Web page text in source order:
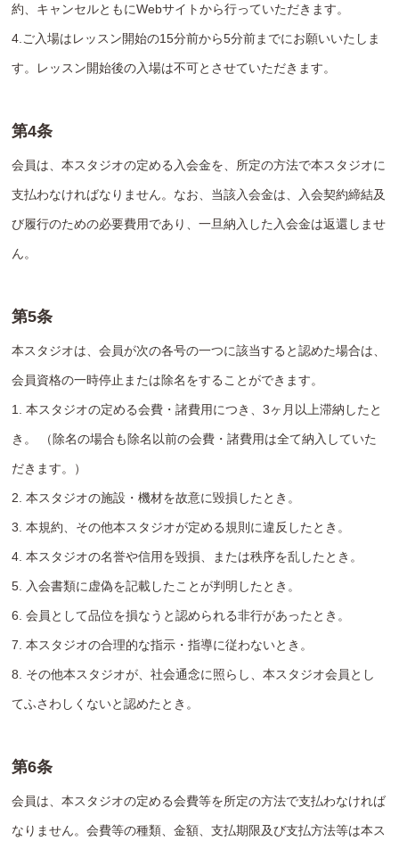
約、キャンセルともにWebサイトから行っていただきます。
4.ご入場はレッスン開始の15分前から5分前までにお願いいたしま
す。レッスン開始後の入場は不可とさせていただきます。
第4条
会員は、本スタジオの定める入会金を、所定の方法で本スタジオに
支払わなければなりません。なお、当該入会金は、入会契約締結及
び履行のための必要費用であり、一旦納入した入会金は返還しませ
ん。
第5条
本スタジオは、会員が次の各号の一つに該当すると認めた場合は、
会員資格の一時停止または除名をすることができます。
1. 本スタジオの定める会費・諸費用につき、3ヶ月以上滞納したと
き。 （除名の場合も除名以前の会費・諸費用は全て納入していた
だきます。）
2. 本スタジオの施設・機材を故意に毀損したとき。
3. 本規約、その他本スタジオが定める規則に違反したとき。
4. 本スタジオの名誉や信用を毀損、または秩序を乱したとき。
5. 入会書類に虚偽を記載したことが判明したとき。
6. 会員として品位を損なうと認められる非行があったとき。
7. 本スタジオの合理的な指示・指導に従わないとき。
8. その他本スタジオが、社会通念に照らし、本スタジオ会員とし
てふさわしくないと認めたとき。
第6条
会員は、本スタジオの定める会費等を所定の方法で支払わなければ
なりません。会費等の種類、金額、支払期限及び支払方法等は本ス